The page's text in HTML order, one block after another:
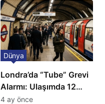
Londra’da “Tube” Grevi
Alarmı: Ulaşımda 12
Günlük Kaos Kapıda
Dünya
4 ay önce